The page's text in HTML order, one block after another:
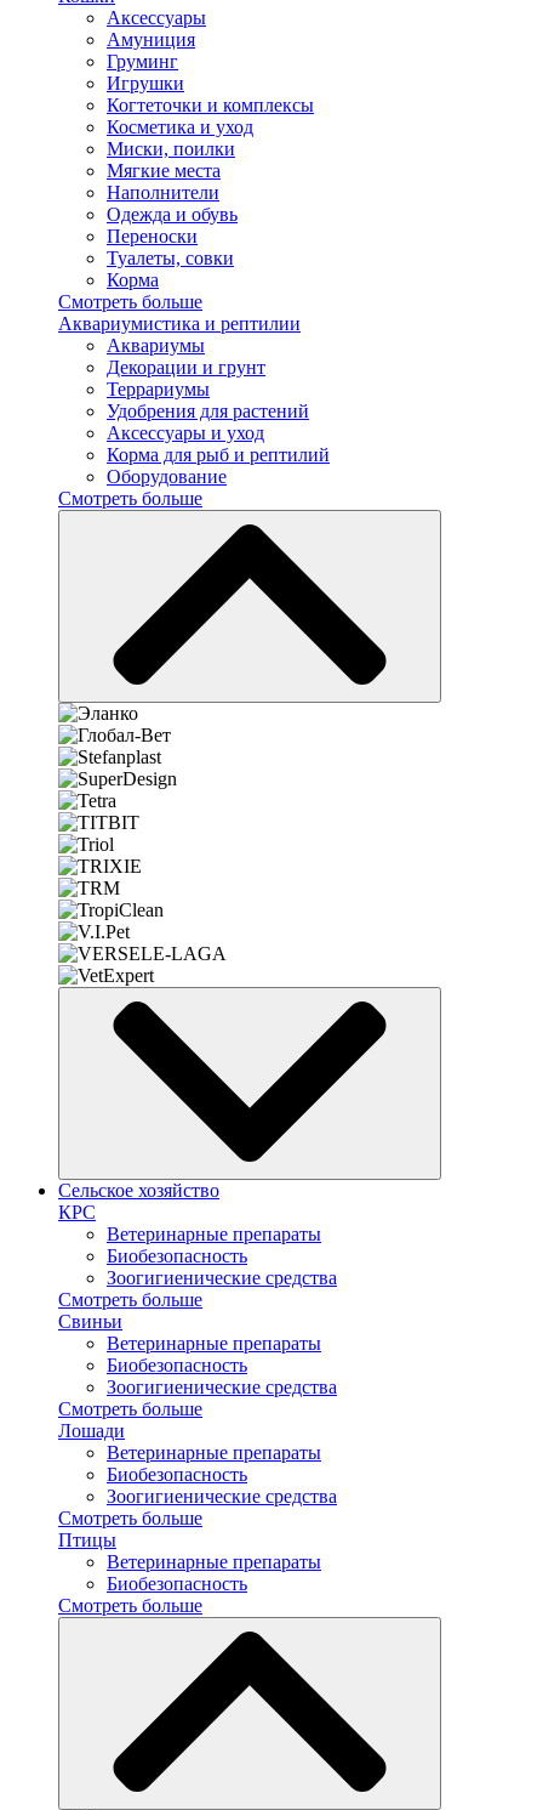
Аксессуары
Амуниция
Груминг
Игрушки
Когтеточки и комплексы
Косметика и уход
Миски, поилки
Мягкие места
Наполнители
Одежда и обувь
Переноски
Туалеты, совки
Корма
Смотреть больше
Аквариумистика и рептилии
Аквариумы
Декорации и грунт
Террариумы
Удобрения для растений
Аксессуары и уход
Корма для рыб и рептилий
Оборудование
Смотреть больше
Сельское хозяйство
КРС
Ветеринарные препараты
Биобезопасность
Зоогигиенические средства
Смотреть больше
Свиньи
Ветеринарные препараты
Биобезопасность
Зоогигиенические средства
Смотреть больше
Лошади
Ветеринарные препараты
Биобезопасность
Зоогигиенические средства
Смотреть больше
Птицы
Ветеринарные препараты
Биобезопасность
Смотреть больше